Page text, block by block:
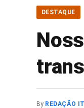
DESTAQUE
By REDAÇÃO